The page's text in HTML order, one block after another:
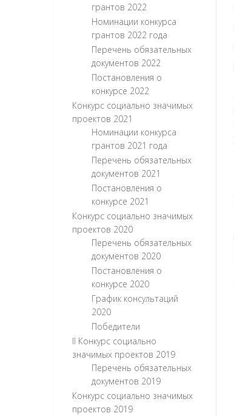
грантов 2022
Номинации конкурса
грантов 2022 года
Перечень обязательных
документов 2022
Постановления о
конкурсе 2022
Конкурс социально значимых
проектов 2021
Номинации конкурса
грантов 2021 года
Перечень обязательных
документов 2021
Постановления о
конкурсе 2021
Конкурс социально значимых
проектов 2020
Перечень обязательных
документов 2020
Постановления о
конкурсе 2020
График консультаций
2020
Победители
II Конкурс социально
значимых проектов 2019
Перечень обязательных
документов 2019
Конкурс социально значимых
проектов 2019